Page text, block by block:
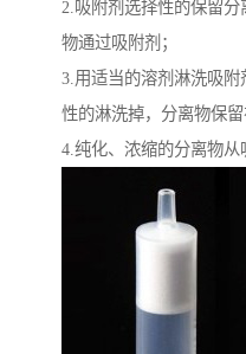
2.吸附剂选择性的保留
物通过吸附剂；
3.用适当的溶剂淋洗吸
性的淋洗掉，分离物保留
4.纯化、浓缩的分离物从